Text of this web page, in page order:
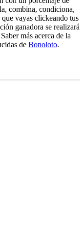
combina, condiciona,
vayas clickeando tus
ganadora se realizará
más acerca de la
de Bonoloto.